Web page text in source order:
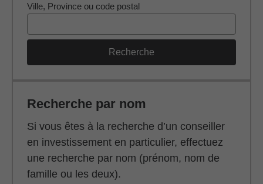
Ville, Province ou code postal
Recherche
Recherche par nom
Si vous êtes à la recherche d’un conseiller
en investissement en particulier, effectuez
une recherche par nom (prénom, nom de
famille ou les deux).